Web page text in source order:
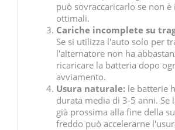
può sovraccaricarlo se non
ottimali.
Cariche incomplete su
Se si utilizza l'auto solo per
l'alternatore non ha
ricaricare la batteria dopo
avviamento.
Usura naturale: le batterie
durata media di 3-5 anni. Se
già prossima alla fine della
freddo può accelerarne